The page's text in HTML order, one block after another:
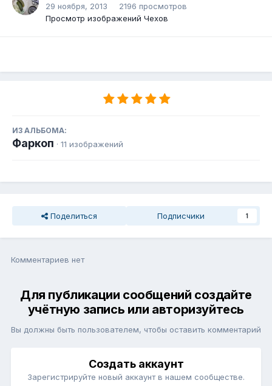
29 ноября, 2013
2196 просмотров
Просмотр изображений Чехов
ИЗ АЛЬБОМА:
Фаркоп · 11 изображений
Поделиться Подписчики 1
Комментариев нет
Для публикации сообщений создайте
учётную запись или авторизуйтесь
Вы должны быть пользователем, чтобы оставить комментарий
Создать аккаунт
Зарегистрируйте новый аккаунт в нашем сообществе.